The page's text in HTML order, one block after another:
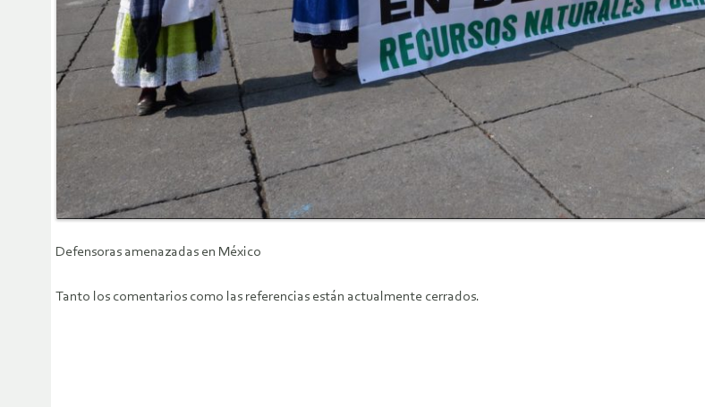
Defensoras amenazadas en México
Tanto los comentarios como las referencias están actualmente cerrados.